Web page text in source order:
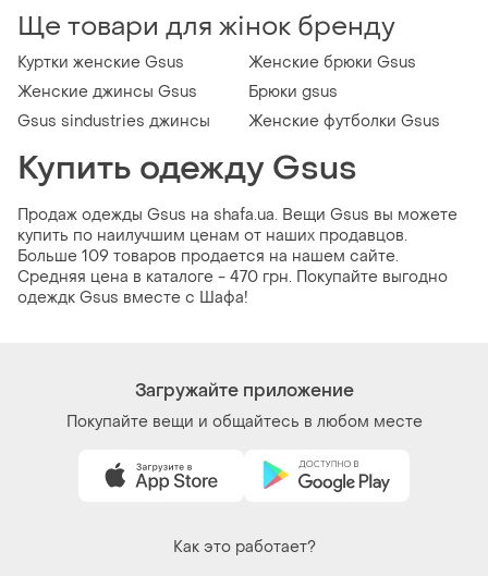
Ще товари для жінок бренду
Куртки женские Gsus
Женские брюки Gsus
Женские джинсы Gsus
Брюки gsus
Gsus sindustries джинсы
Женские футболки Gsus
Купить одежду Gsus
Продаж одежды Gsus на shafa.ua. Вещи Gsus вы можете
купить по наилучшим ценам от наших продавцов.
Больше 109 товаров продается на нашем сайте.
Средняя цена в каталоге - 470 грн. Покупайте выгодно
одеждк Gsus вместе с Шафа!
Загружайте приложение
Покупайте вещи и общайтесь в любом месте
Как это работает?